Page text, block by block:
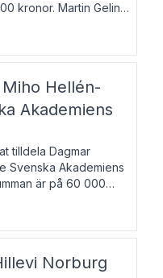
kronor. Martin Gelin,
Han lever
år bosat
Hellén-
Akademiens
tilldela Dagmar
Svenska Akademiens
är på 60 000
1951, översätter
Norburg